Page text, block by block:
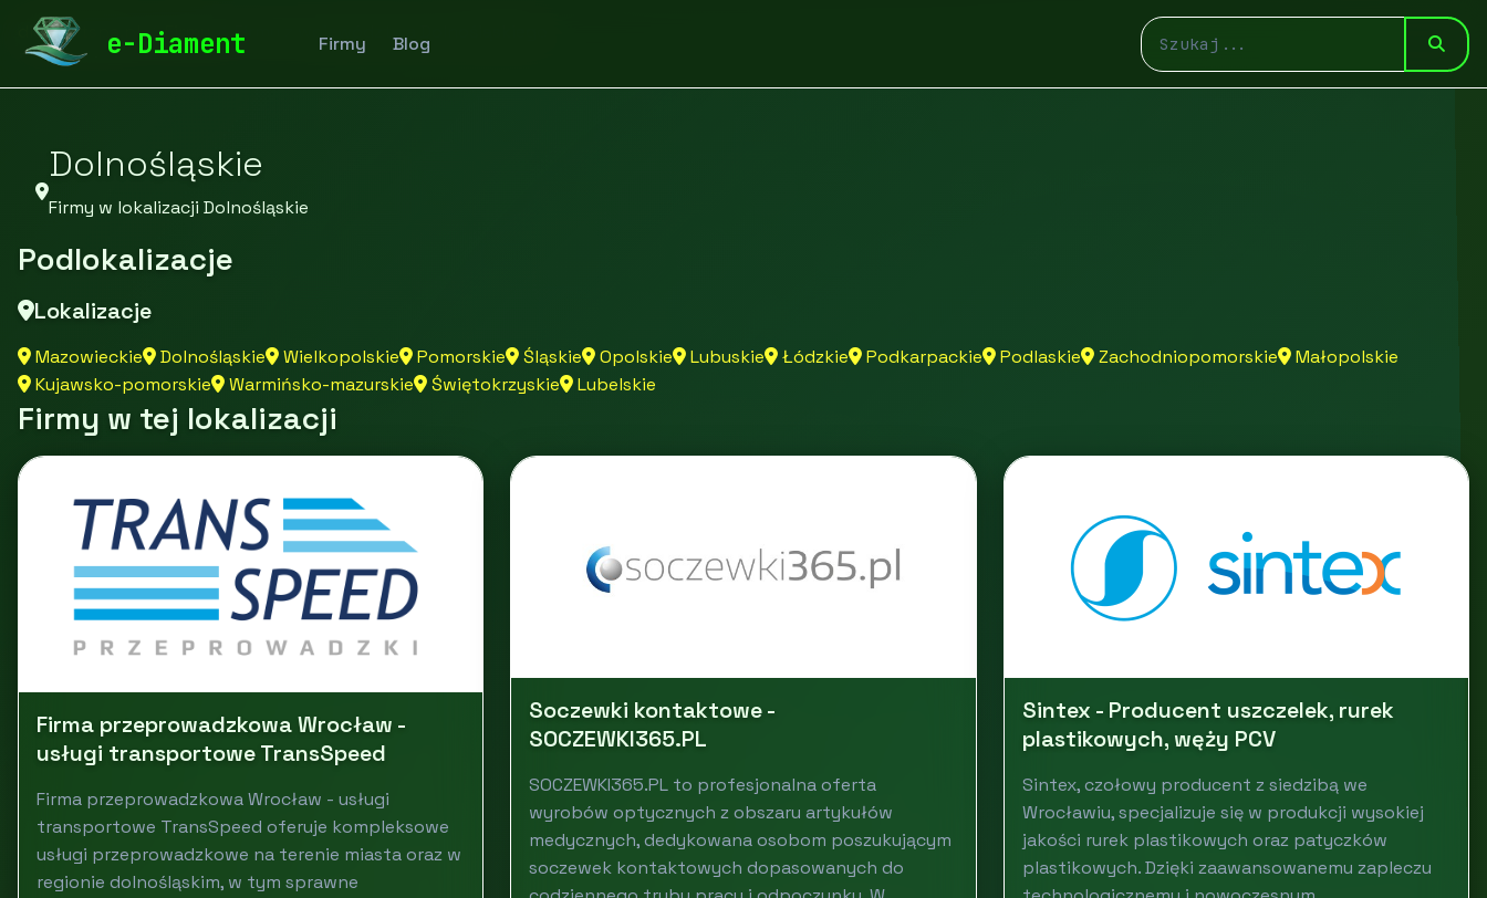
e-Diament Firmy Blog
diamentspa.pl Firmy z województwa Dolnośląskiego
Dolnośląskie
Firmy w lokalizacji Dolnośląskie
Podlokalizacje
Lokalizacje
Mazowieckie Dolnośląskie Wielkopolskie Pomorskie Śląskie Opolskie Lubuskie Łódzkie Podkarpackie Podlaskie Zachodniopomorskie
Małopolskie
Kujawsko-pomorskie
Warmińsko-mazurskie Świętokrzyskie Lubelskie
Firmy w tej lokalizacji
Firma przeprowadzkowa Wrocław -
usługi transportowe TransSpeed
Firma przeprowadzkowa Wrocław - usługi
transportowe TransSpeed oferuje kompleksowe
usługi przeprowadzkowe na terenie miasta oraz w
regionie dolnośląskim, w tym sprawne
Soczewki kontaktowe -
SOCZEWKI365.PL
SOCZEWKI365.PL to profesjonalna oferta
wyrobów optycznych z obszaru artykułów
medycznych, dedykowana osobom poszukującym
soczewek kontaktowych dopasowanych do
Sintex - Producent uszczelek, rurek
plastikowych, węży PCV
Sintex, czołowy producent z siedzibą we
Wrocławiu, specjalizuje się w produkcji wysokiej
jakości rurek plastikowych oraz patyczków
plastikowych. Dzięki zaawansowanemu zapleczu